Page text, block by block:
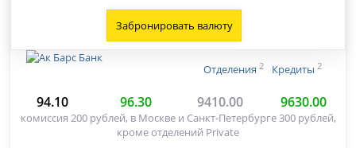
Забронировать валюту
Отделения 2 Кредиты 2
94.10 96.30 9410.00 9630.00
комиссия 200 рублей, в Москве и Санкт-Петербурге 300 рублей,
кроме отделений Private